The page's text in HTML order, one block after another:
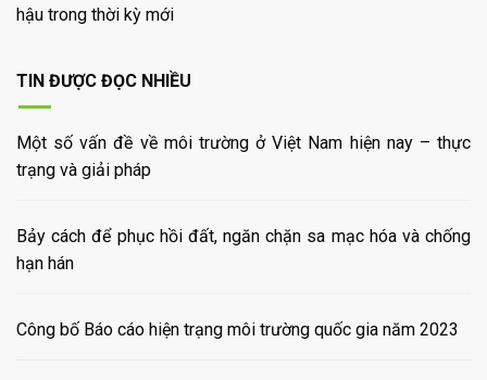
hậu trong thời kỳ mới
TIN ĐƯỢC ĐỌC NHIỀU
Một số vấn đề về môi trường ở Việt Nam hiện nay – thực
trạng và giải pháp
Bảy cách để phục hồi đất, ngăn chặn sa mạc hóa và chống
hạn hán
Công bố Báo cáo hiện trạng môi trường quốc gia năm 2023